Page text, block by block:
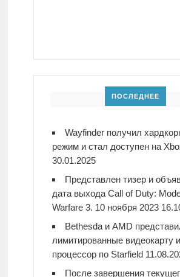
ПОСЛЕДНЕЕ
Wayfinder получил
режим и стал доступен на
30.01.2025
Представлен тизер и
дата выхода Call of Duty:
Warfare 3. 10 ноября 2023
Bethesda и AMD
лимитированные видеокарту и
процессор по Starfield
После завершения